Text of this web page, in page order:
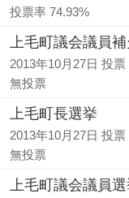
投票率 74.93%
上毛町議会議員
2013年10月27日 投票
無投票
上毛町長選挙
2013年10月27日 投票
無投票
上毛町議会議員選